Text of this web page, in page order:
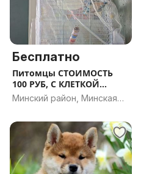
Бесплатно
Питомцы СТОИМОСТЬ
100 РУБ, С КЛЕТКОЙ
150РУБ
Минский район, Минская